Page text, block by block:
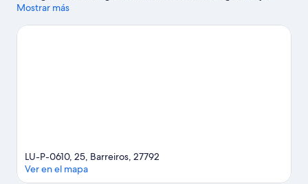
belleza natural puedes admirar en Golfo de Vizcaya y Playa de
Mostrar más
LU-P-0610, 25, Barreiros, 27792
Ver en el mapa